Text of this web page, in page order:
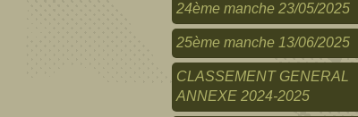
24ème manche 23/05/2025
25ème manche 13/06/2025
CLASSEMENT GENERAL
ANNEXE 2024-2025